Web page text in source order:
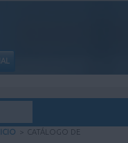
> CATÁLOGO DE